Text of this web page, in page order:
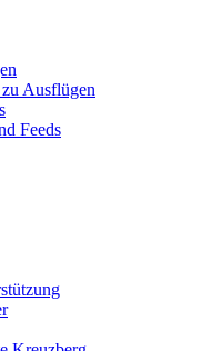
Ausflügen
Feeds